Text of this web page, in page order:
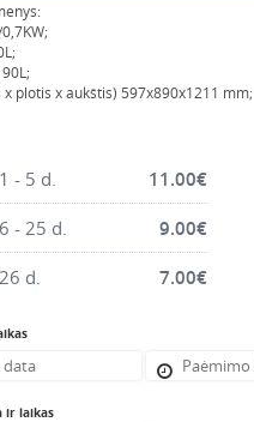
įranga
purvo siurbliai
kabiakalės, šaudykliai
plotis x aukštis) 597x890x1211 mm;
- 5 d. 11.00€
- 25 d. 9.00€
d. 7.00€
ir laikas